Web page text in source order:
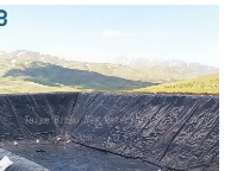
Trại Cá Nuôi Trồng Thuỷ
Liệu Cho Ao Nuôi